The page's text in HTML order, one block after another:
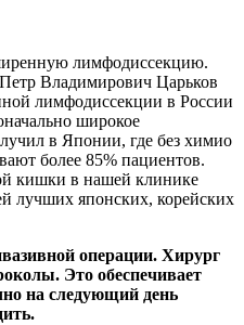
лимфодиссекцию.
Владимирович Царьков
лимфодиссекции в России
широкое
в Японии, где без химио
более 85% пациентов.
кишки в нашей клинике
лучших японских, корейских
операции. Хирург
Это обеспечивает
на следующий день